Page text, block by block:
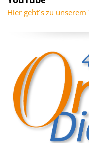
Hier geht´s zu unserem